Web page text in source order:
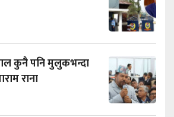
कुनै पनि मुलुकभन्दा
राना